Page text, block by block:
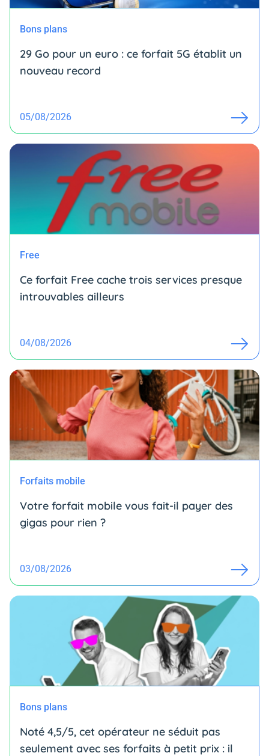
Bons plans
29 Go pour un euro : ce forfait 5G établit un
nouveau record
05/08/2026
Free
Ce forfait Free cache trois services presque
introuvables ailleurs
04/08/2026
Forfaits mobile
Votre forfait mobile vous fait-il payer des
gigas pour rien ?
03/08/2026
Bons plans
Noté 4,5/5, cet opérateur ne séduit pas
seulement avec ses forfaits à petit prix : il